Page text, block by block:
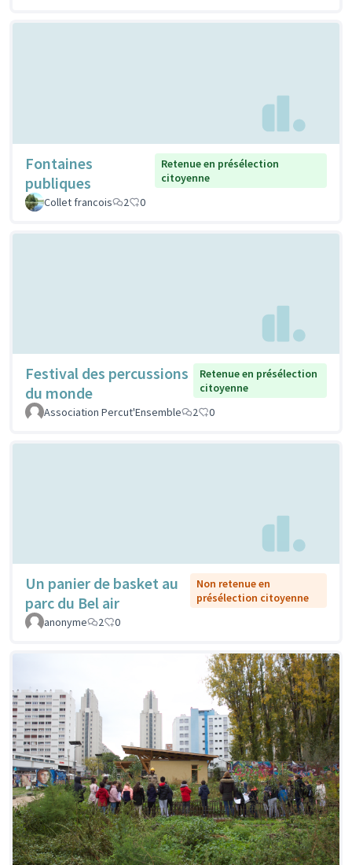
Fontaines
publiques
Retenue en présélection
citoyenne
Collet francois
2 0
Festival des percussions
du monde
Retenue en présélection
citoyenne
Association Percut'Ensemble
2 0
Un panier de basket au
parc du Bel air
Non retenue en
présélection citoyenne
anonyme
2 0